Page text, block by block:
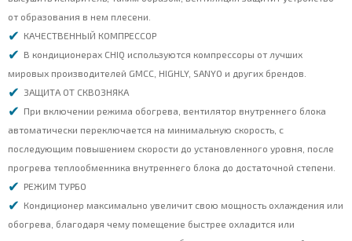
от образования в нем плесени.
КАЧЕСТВЕННЫЙ КОМПРЕССОР
В кондиционерах CHIQ используются компрессоры от лучших
мировых производителей GMCC, HIGHLY, SANYO и других брендов.
ЗАЩИТА ОТ СКВОЗНЯКА
При включении режима обогрева, вентилятор внутреннего блока
автоматически переключается на минимальную скорость, с
последующим повышением скорости до установленного уровня, после
прогрева теплообменника внутреннего блока до достаточной степени.
РЕЖИМ ТУРБО
Кондиционер максимально увеличит свою мощность охлаждения или
обогрева, благодаря чему помещение быстрее охладится или